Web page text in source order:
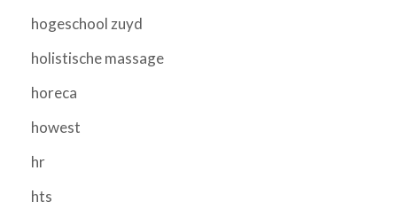
hogeschool zuyd
holistische massage
horeca
howest
hr
hts